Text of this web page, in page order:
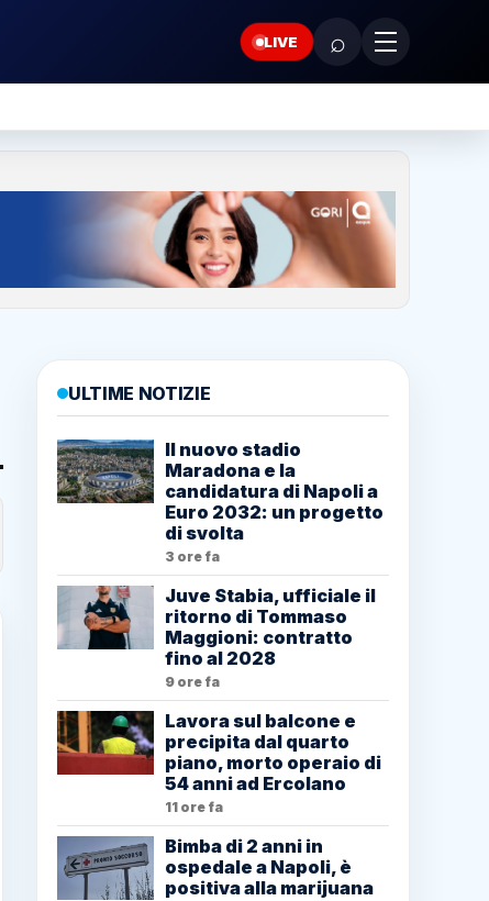
LIVE ⌕
ULTIME NOTIZIE
Il nuovo stadio
Maradona e la
candidatura di Napoli a
Euro 2032: un progetto
di svolta
3 ore fa
Juve Stabia, ufficiale il
ritorno di Tommaso
Maggioni: contratto
fino al 2028
9 ore fa
Lavora sul balcone e
precipita dal quarto
piano, morto operaio di
54 anni ad Ercolano
11 ore fa
Bimba di 2 anni in
ospedale a Napoli, è
positiva alla marijuana